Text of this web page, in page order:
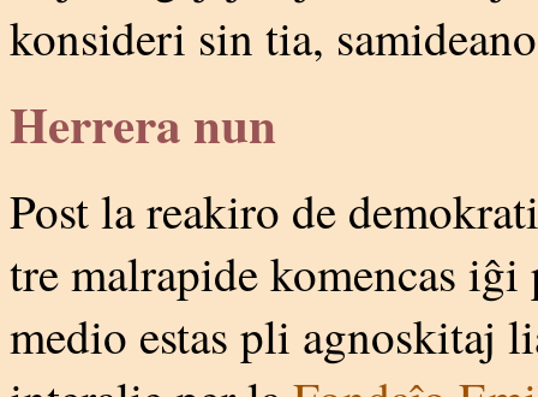
konsideri sin tia,
Herrera nun
Post la reakiro de
tre malrapide komencas
medio estas pli agnoskitaj